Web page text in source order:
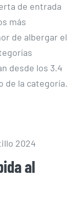
de entrada
más
de albergar el
desde los 3.4
de la categoría.
al